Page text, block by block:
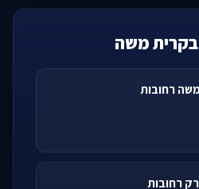
בקרית משה
רחובות